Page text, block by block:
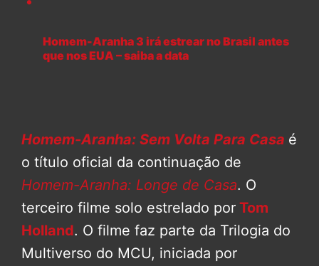
Homem-Aranha 3 irá estrear no Brasil antes
que nos EUA – saiba a data
Homem-Aranha: Sem Volta Para Casa é
o título oficial da continuação de
Homem-Aranha: Longe de Casa. O
terceiro filme solo estrelado por Tom
Holland. O filme faz parte da Trilogia do
Multiverso do MCU, iniciada por